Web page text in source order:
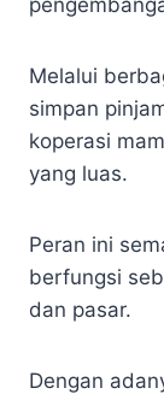
Melalui
simpan
koperasi
yang luas.
Peran ini
berfungsi
dan pasar.
Dengan